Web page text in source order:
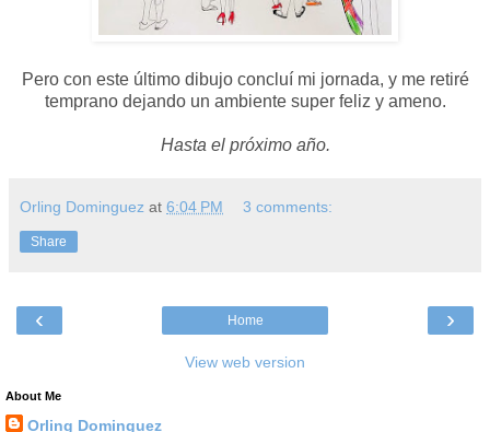
Pero con este último dibujo concluí mi jornada, y me retiré
temprano dejando un ambiente super feliz y ameno.
Hasta el próximo año.
Orling Dominguez at 6:04 PM 3 comments:
Share
‹ ›
Home
View web version
About Me
Orling Dominguez